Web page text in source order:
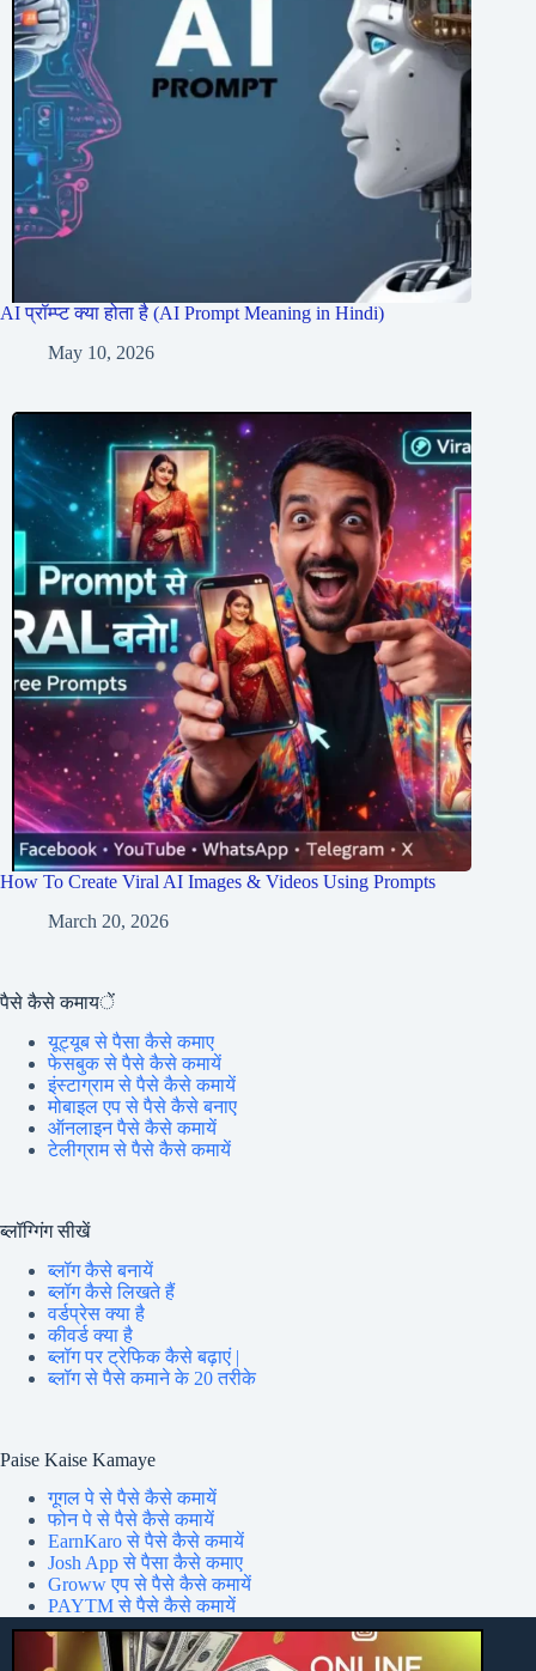
AI प्रॉम्प्ट क्या होता है (AI Prompt Meaning in Hindi)
May 10, 2026
How To Create Viral AI Images & Videos Using Prompts
March 20, 2026
पैसे कैसे कमायें
यूट्यूब से पैसा कैसे कमाए
फेसबुक से पैसे कैसे कमायें
इंस्टाग्राम से पैसे कैसे कमायें
मोबाइल एप से पैसे कैसे बनाए
ऑनलाइन पैसे कैसे कमायें
टेलीग्राम से पैसे कैसे कमायें
ब्लॉग्गिंग सीखें
ब्लॉग कैसे बनायें
ब्लॉग कैसे लिखते हैं
वर्डप्रेस क्या है
कीवर्ड क्या है
ब्लॉग पर ट्रेफिक कैसे बढ़ाएं |
ब्लॉग से पैसे कमाने के 20 तरीके
Paise Kaise Kamaye
गूगल पे से पैसे कैसे कमायें
फोन पे से पैसे कैसे कमायें
EarnKaro से पैसे कैसे कमायें
Josh App से पैसा कैसे कमाए
Groww एप से पैसे कैसे कमायें
PAYTM से पैसे कैसे कमायें